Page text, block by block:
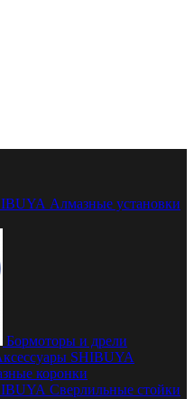
Алмазные установки
Бормоторы и дрели
SHIBUYA
коронки
Сверлильные стойки